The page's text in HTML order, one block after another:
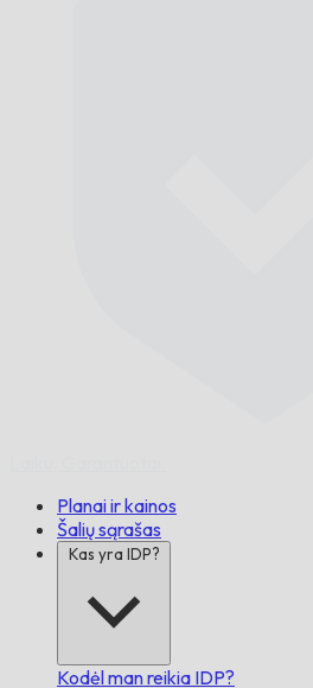
Planai ir kainos
Šalių sąrašas
Kas yra IDP?
Kodėl man reikia IDP?